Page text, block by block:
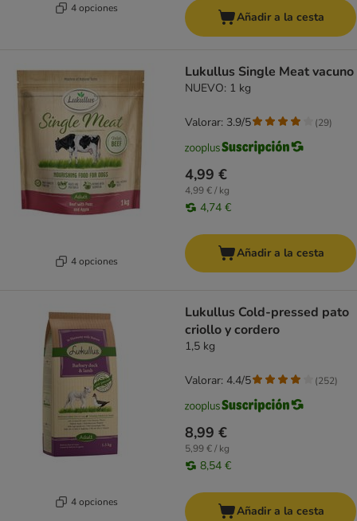
4 opciones
Añadir a la cesta
4 opciones
Lukullus Single Meat vacuno
NUEVO: 1 kg
4,99 €
4,99 € / kg
4,74 €
Valorar: 3.9/5 (29)
Añadir a la cesta
4 opciones
Lukullus Cold-pressed pato
criollo y cordero
1,5 kg
8,99 €
5,99 € / kg
8,54 €
Valorar: 4.4/5 (252)
Añadir a la cesta